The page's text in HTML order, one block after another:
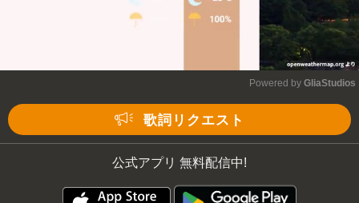
Powered by GliaStudios
歌詞リクエスト
公式アプリ 無料配信中!